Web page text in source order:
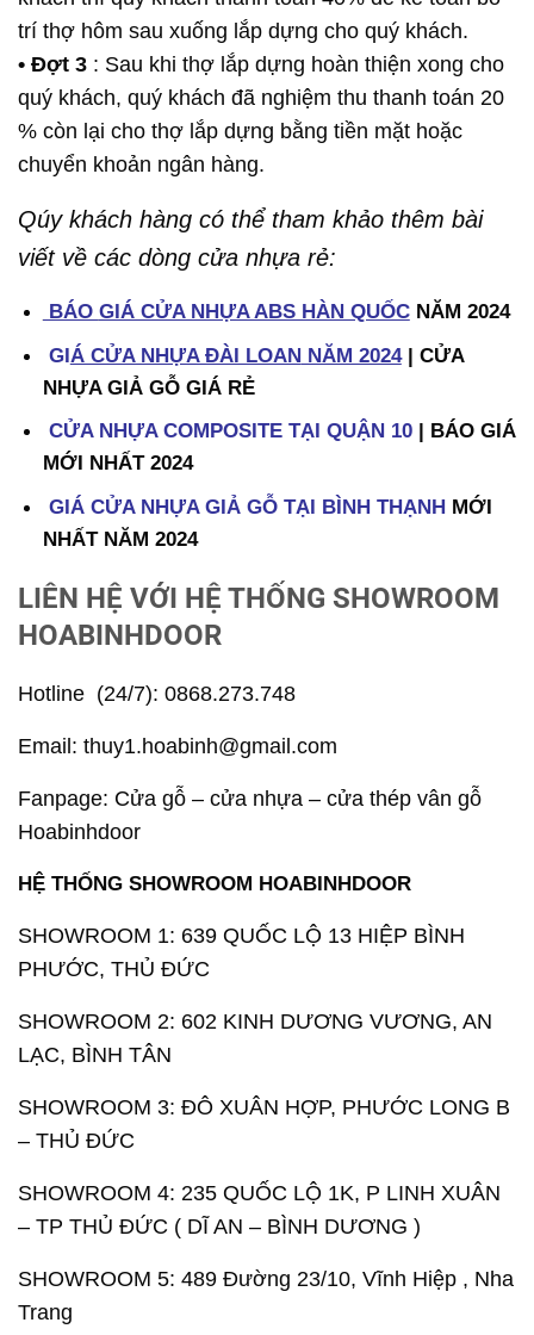
trí thợ hôm sau xuống lắp dựng cho quý khách.
• Đợt 3 : Sau khi thợ lắp dựng hoàn thiện xong cho
quý khách, quý khách đã nghiệm thu thanh toán 20
% còn lại cho thợ lắp dựng bằng tiền mặt hoặc
chuyển khoản ngân hàng.
Qúy khách hàng có thể tham khảo thêm bài
viết về các dòng cửa nhựa rẻ:
BÁO GIÁ CỬA NHỰA ABS HÀN QUỐCNĂM 2024
GIÁ CỬA NHỰA ĐÀI LOANNĂM 2024| CỬA
NHỰA GIẢ GỖ GIÁ RẺ
CỬA NHỰA COMPOSITE TẠI QUẬN 10
| BÁO GIÁ
MỚI NHẤT 2024
GIÁ CỬA NHỰA GIẢ GỖ TẠI BÌNH THẠNH MỚI
NHẤT NĂM 2024
LIÊN HỆ VỚI HỆ THỐNG SHOWROOM
HOABINHDOOR
Hotline (24/7): 0868.273.748
Email: thuy1.hoabinh@gmail.com
Fanpage: Cửa gỗ – cửa nhựa – cửa thép vân gỗ
Hoabinhdoor
HỆ THỐNG SHOWROOM HOABINHDOOR
SHOWROOM 1: 639 QUỐC LỘ 13 HIỆP BÌNH
PHƯỚC, THỦ ĐỨC
SHOWROOM 2: 602 KINH DƯƠNG VƯƠNG, AN
LẠC, BÌNH TÂN
SHOWROOM 3: ĐÔ XUÂN HỢP, PHƯỚC LONG B
– THỦ ĐỨC
SHOWROOM 4: 235 QUỐC LỘ 1K, P LINH XUÂN
– TP THỦ ĐỨC ( DĨ AN – BÌNH DƯƠNG )
SHOWROOM 5: 489 Đường 23/10, Vĩnh Hiệp , Nha
Trang